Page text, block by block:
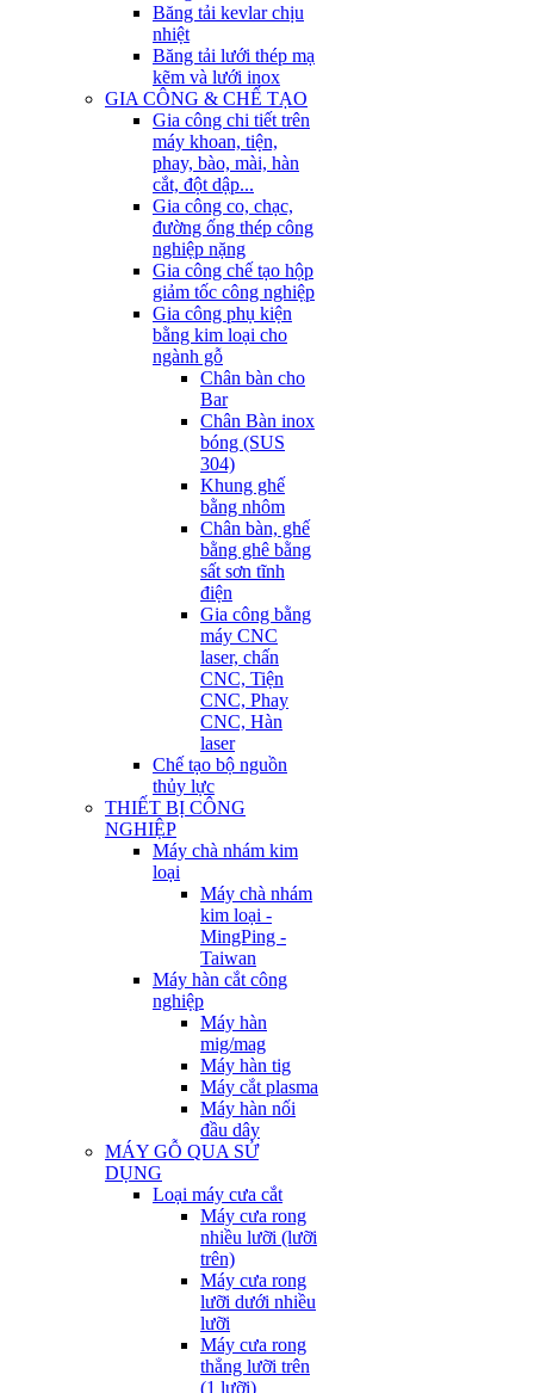
Băng tải kevlar chịu
nhiệt
Băng tải lưới thép mạ
kẽm và lưới inox
GIA CÔNG & CHẾ TẠO
Gia công chi tiết trên
máy khoan, tiện,
phay, bào, mài, hàn
cắt, đột dập...
Gia công co, chạc,
đường ống thép công
nghiệp nặng
Gia công chế tạo hộp
giảm tốc công nghiệp
Gia công phụ kiện
bằng kim loại cho
ngành gỗ
Chân bàn cho
Bar
Chân Bàn inox
bóng (SUS
304)
Khung ghế
bằng nhôm
Chân bàn, ghế
bằng ghê bằng
sất sơn tĩnh
điện
Gia công bằng
máy CNC
laser, chấn
CNC, Tiện
CNC, Phay
CNC, Hàn
laser
Chế tạo bộ nguồn
thủy lực
THIẾT BỊ CÔNG
NGHIỆP
Máy chà nhám kim
loại
Máy chà nhám
kim loại -
MingPing -
Taiwan
Máy hàn cắt công
nghiệp
Máy hàn
mig/mag
Máy hàn tig
Máy cắt plasma
Máy hàn nối
đầu dây
MÁY GỖ QUA SỬ
DỤNG
Loại máy cưa cắt
Máy cưa rong
nhiều lưỡi (lưỡi
trên)
Máy cưa rong
lưỡi dưới nhiều
lưỡi
Máy cưa rong
thẳng lưỡi trên
(1 lưỡi)